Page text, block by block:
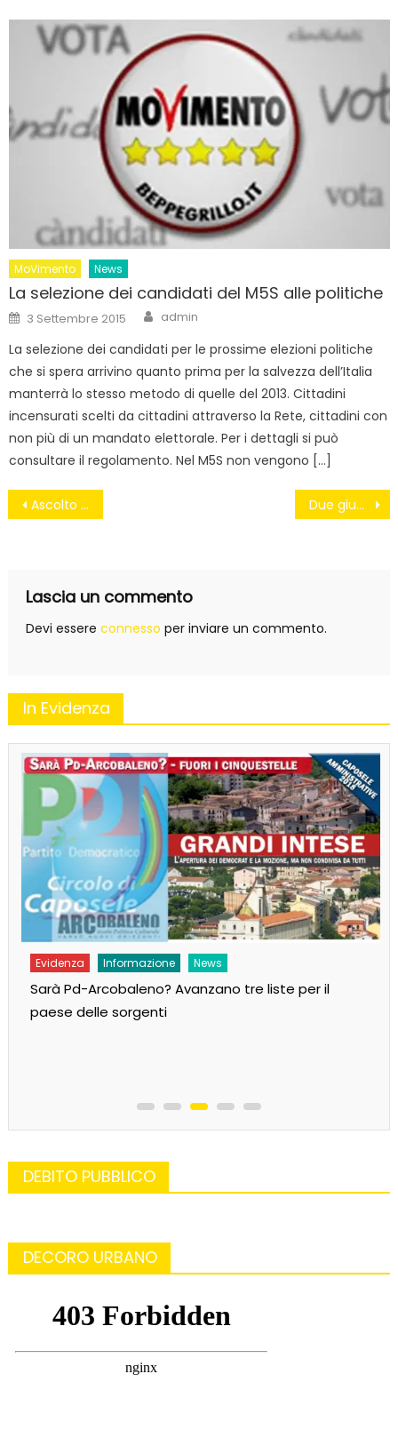
MoVimento News
La selezione dei candidati del M5S alle politiche
Posted
on
3 Settembre 2015 Author
admin
La selezione dei candidati per le prossime elezioni politiche
che si spera arrivino quanto prima per la salvezza dell’Italia
manterrà lo stesso metodo di quelle del 2013. Cittadini
incensurati scelti da cittadini attraverso la Rete, cittadini con
non più di un mandato elettorale. Per i dettagli si può
consultare il regolamento. Nel M5S non vengono […]
Navigazione
Ascolto il tuo cuore, Italia dimenticata Due giugno, la festa della Repubblica che spende 5,4 miliardi per armarsi
Lascia un commento
Devi essere connesso per inviare un commento.
In Evidenza
Evidenza Informazione News
Sarà Pd-Arcobaleno? Avanzano tre liste per il
paese delle sorgenti
DEBITO PUBBLICO
DECORO URBANO